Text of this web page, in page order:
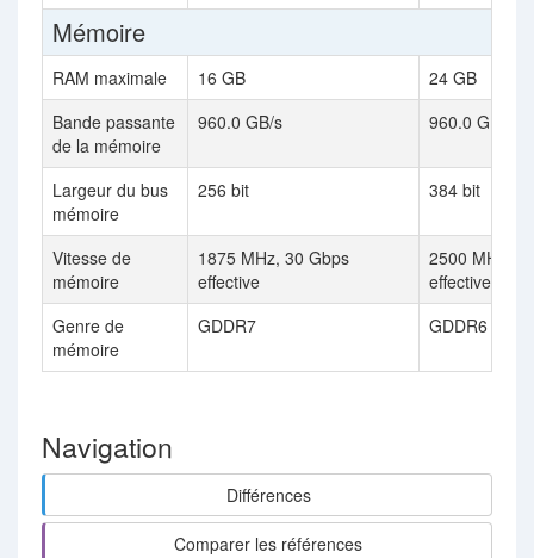
Mémoire
RAM maximale 16 GB
24 GB
Bande passante
de la mémoire
960.0 GB/s 960.0 GB/s
Largeur du bus
mémoire
256 bit 384 bit
Vitesse de
mémoire
1875 MHz, 30 Gbps
effective
2500 MHz,
effective
Genre de
mémoire
GDDR7 GDDR6
Navigation
Différences
Comparer les références